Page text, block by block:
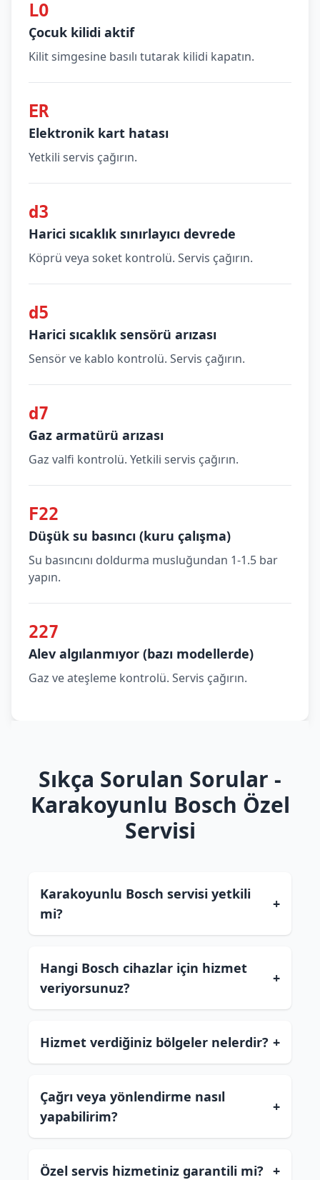
LO
Çocuk kilidi aktif
Kilit simgesine basılı tutarak kilidi kapatın.
ER
Elektronik kart hatası
Yetkili servis çağırın.
d3
Harici sıcaklık sınırlayıcı devrede
Köprü veya soket kontrolü. Servis çağırın.
d5
Harici sıcaklık sensörü arızası
Sensör ve kablo kontrolü. Servis çağırın.
d7
Gaz armatürü arızası
Gaz valfi kontrolü. Yetkili servis çağırın.
F22
Düşük su basıncı (kuru çalışma)
Su basıncını doldurma musluğundan 1-1.5 bar
yapın.
227
Alev algılanmıyor (bazı modellerde)
Gaz ve ateşleme kontrolü. Servis çağırın.
Sıkça Sorulan Sorular -
Karakoyunlu Bosch Özel
Servisi
Karakoyunlu Bosch servisi yetkili
mi?
+
Hangi Bosch cihazlar için hizmet
veriyorsunuz?
+
Hizmet verdiğiniz bölgeler nelerdir? +
Çağrı veya yönlendirme nasıl
yapabilirim?
+
Özel servis hizmetiniz garantili mi? +